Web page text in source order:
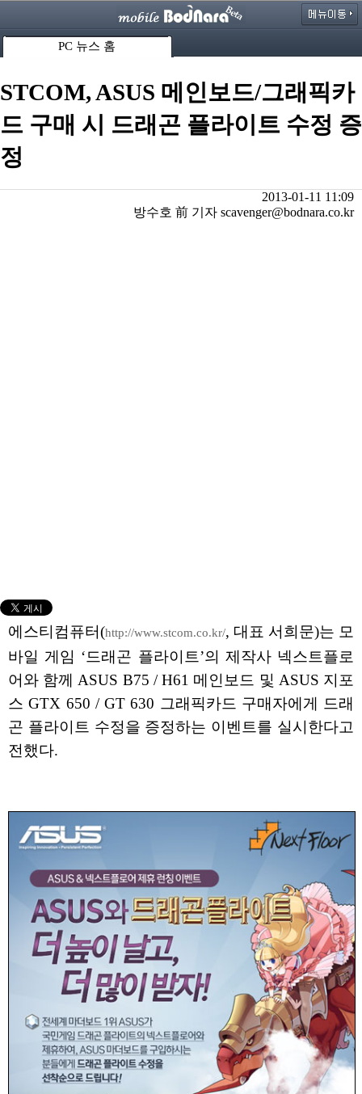
PC 뉴스 홈
STCOM, ASUS 메인보드/그래픽카
드 구매 시 드래곤 플라이트 수정 증
정
2013-01-11 11:09
방수호 前 기자 scavenger@bodnara.co.kr
에스티컴퓨터(http://www.stcom.co.kr/, 대표 서희문)는 모
바일 게임 ‘드래곤 플라이트’의 제작사 넥스트플로
어와 함께 ASUS B75 / H61 메인보드 및 ASUS 지포
스 GTX 650 / GT 630 그래픽카드 구매자에게 드래
곤 플라이트 수정을 증정하는 이벤트를 실시한다고
전했다.